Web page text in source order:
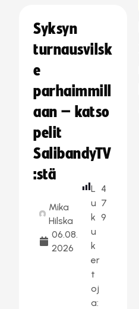
Syksyn
turnausvilsk
e
parhaimmill
aan – katso
pelit
SalibandyTV
:stä
Mika
Hilska
06.08.
2026
L
u
k
u
k
er
t
oj
a:
4
7
9